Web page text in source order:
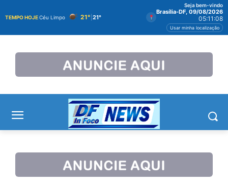
TEMPO HOJECéu Limpo 21° 21°
Seja bem-vindo
Brasília-DF, 09/08/2026
05:11:08
Usar minha localização